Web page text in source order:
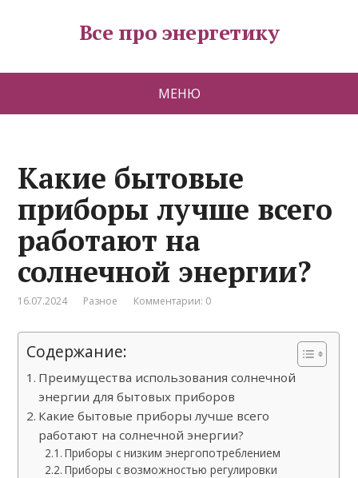
Все про энергетику
МЕНЮ
Какие бытовые
приборы лучше всего
работают на
солнечной энергии?
16.07.2024 Разное Комментарии: 0
Содержание:
Преимущества использования солнечной
энергии для бытовых приборов
Какие бытовые приборы лучше всего
работают на солнечной энергии?
Приборы с низким энергопотреблением
Приборы с возможностью регулировки